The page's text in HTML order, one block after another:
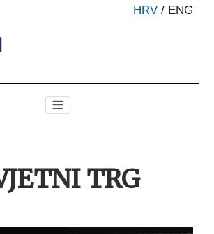
HRV / ENG
TRG